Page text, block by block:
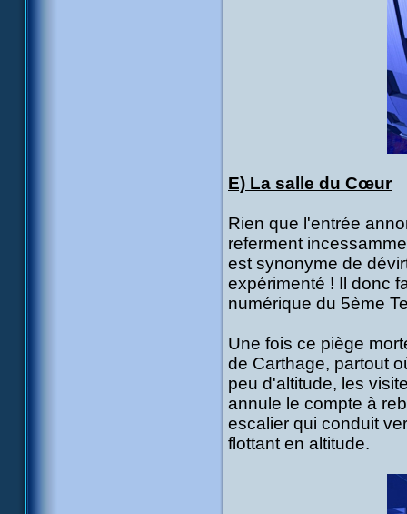
E) La salle du Cœur
Rien que l'entrée
referment
est synonyme de
expérimenté ! Il donc
numérique du 5ème
Une fois ce piège
de Carthage, partout
peu d'altitude, les
annule le compte à
escalier qui conduit
flottant en altitude.